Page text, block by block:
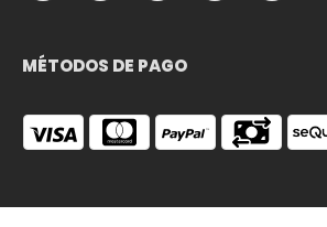
MÉTODOS DE PAGO